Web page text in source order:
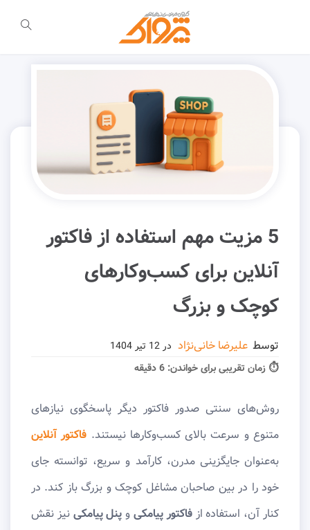
5 مزیت مهم استفاده از فاکتور
آنلاین برای کسب‌وکارهای
کوچک و بزرگ
توسط علیرضا خانی‌نژاد در
⏱ زمان تقریبی برای خواندن: 6 دقیقه
روش‌های سنتی صدور فاکتور دیگر پاسخگوی نیازهای
متنوع و سرعت بالای کسب‌وکارها نیستند. فاکتور آنلاین
به‌عنوان جایگزینی مدرن، کارآمد و سریع، توانسته جای
خود را در بین صاحبان مشاغل کوچک و بزرگ باز کند. در
کنار آن، استفاده ازفاکتور پیامکیو پنل پیامکی نیز نقش